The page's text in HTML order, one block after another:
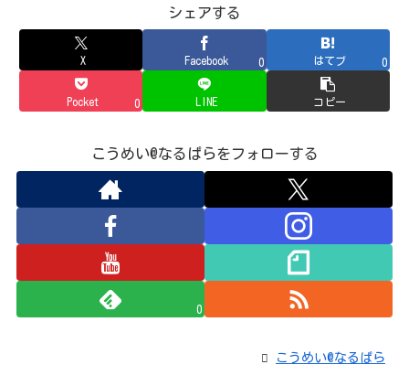
シェアする
X Facebook 0 はてブ 0
Pocket 0 LINE コピー
こうめい@なるぱらをフォローする
0
こうめい@なるぱら